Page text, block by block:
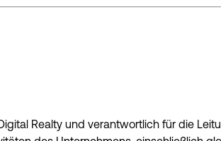
Realty und verantwortlich für die